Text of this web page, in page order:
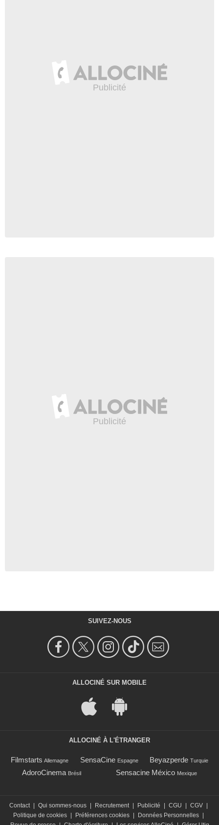
SUIVEZ-NOUS
ALLOCINÉ SUR MOBILE
ALLOCINÉ À L'ÉTRANGER
Filmstarts Allemagne SensaCine Espagne Beyazperde Turquie
AdoroCinema Brésil Sensacine México Mexique
Contact | Qui sommes-nous | Recrutement | Publicité | CGU | CGV |
Politique de cookies | Préférences cookies | Données Personnelles |